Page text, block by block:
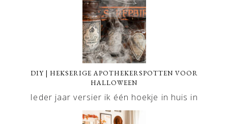
DIY | HEKSERIGE APOTHEKERSPOTTEN VOOR
HALLOWEEN
Ieder jaar versier ik één hoekje in huis in